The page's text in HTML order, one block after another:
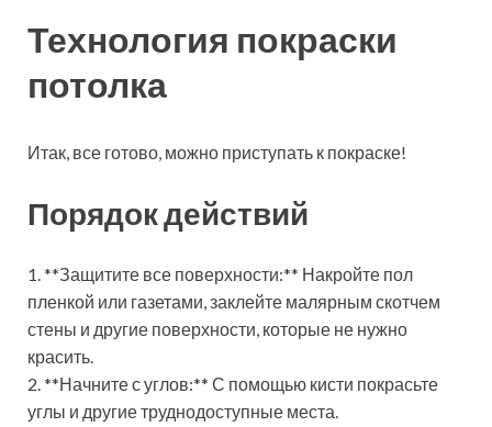
Технология покраски
потолка
Итак, все готово, можно приступать к покраске!
Порядок действий
1. **Защитите все поверхности:** Накройте пол
пленкой или газетами, заклейте малярным скотчем
стены и другие поверхности, которые не нужно
красить.
2. **Начните с углов:** С помощью кисти покрасьте
углы и другие труднодоступные места.